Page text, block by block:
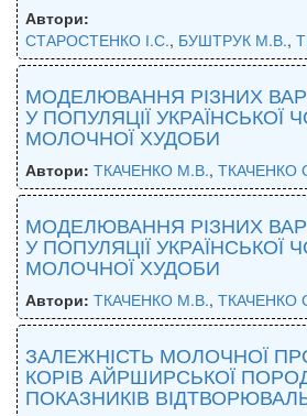
Автори:
СТАРОСТЕНКО І.С., БУШТРУК М.В.,
МОДЕЛЮВАННЯ РІЗНИХ
У ПОПУЛЯЦІЇ УКРАЇНСЬКОЇ
МОЛОЧНОЇ ХУДОБИ
Автори: ТКАЧЕНКО М.В., ТКАЧЕНКО
МОДЕЛЮВАННЯ РІЗНИХ
У ПОПУЛЯЦІЇ УКРАЇНСЬКОЇ
МОЛОЧНОЇ ХУДОБИ
Автори: ТКАЧЕНКО М.В., ТКАЧЕНКО
ЗАЛЕЖНІСТЬ МОЛОЧНОЇ
КОРІВ АЙРШИРСЬКОЇ
ПОКАЗНИКІВ